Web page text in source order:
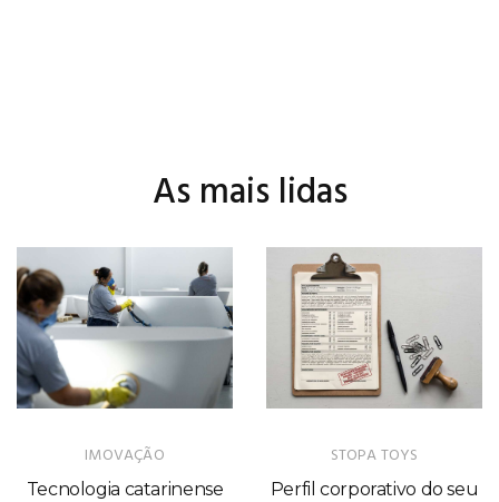
As mais lidas
STOPA TOYS
Perfil corporativo do seu
TECNOLOGIA
Startups do Vale do Itajaí